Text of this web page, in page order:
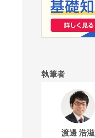
執筆者
渡邊 浩滋